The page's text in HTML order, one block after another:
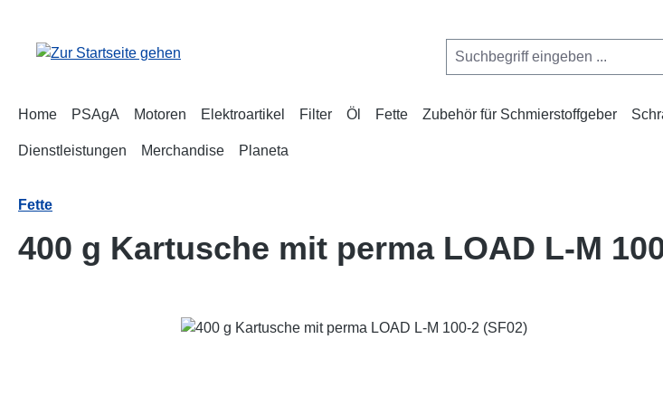
Home PSAgA Motoren Elektroartikel Filter Öl Fette Zubehör für Schmierstoffgeber
Dienstleistungen Merchandise Planeta
Fette
400 g Kartusche mit perma LOAD L-M
Bildergalerie überspringen